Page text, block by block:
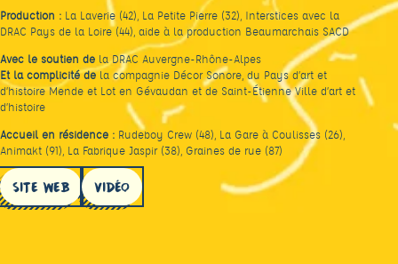
Production : La Laverie (42), La Petite Pierre (32), Interstices avec la
DRAC Pays de la Loire (44), aide à la production Beaumarchais SACD
Avec le soutien de la DRAC Auvergne-Rhône-Alpes
Et la complicité dela compagnie Décor Sonore, du Pays d’art et
d’histoire Mende et Lot en Gévaudan et de Saint-Étienne Ville d’art et
d’histoire
Accueil en résidence : Rudeboy Crew (48), La Gare à Coulisses (26),
Animakt (91), La Fabrique Jaspir (38), Graines de rue (87)
SITE WEB VIDÉO